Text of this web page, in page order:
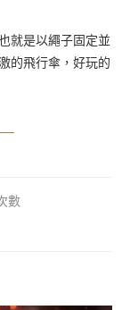
就是以繩子固定並
的飛行傘，好玩的
數